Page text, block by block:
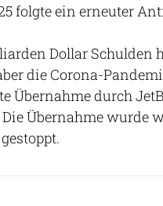
folgte ein erneuter
Dollar Schulden
die Corona-
Übernahme durch
Übernahme wurde